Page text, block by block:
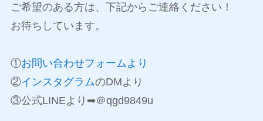
ご希望のある方は、下記からご連絡ください！
お待ちしています。
①お問い合わせフォームより
②インスタグラムのDMより
③公式LINEより➡＠qgd9849u